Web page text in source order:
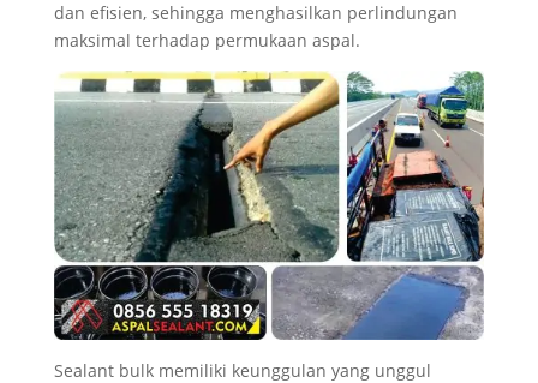
dan efisien, sehingga menghasilkan perlindungan
maksimal terhadap permukaan aspal.
Sealant bulk memiliki keunggulan yang unggul